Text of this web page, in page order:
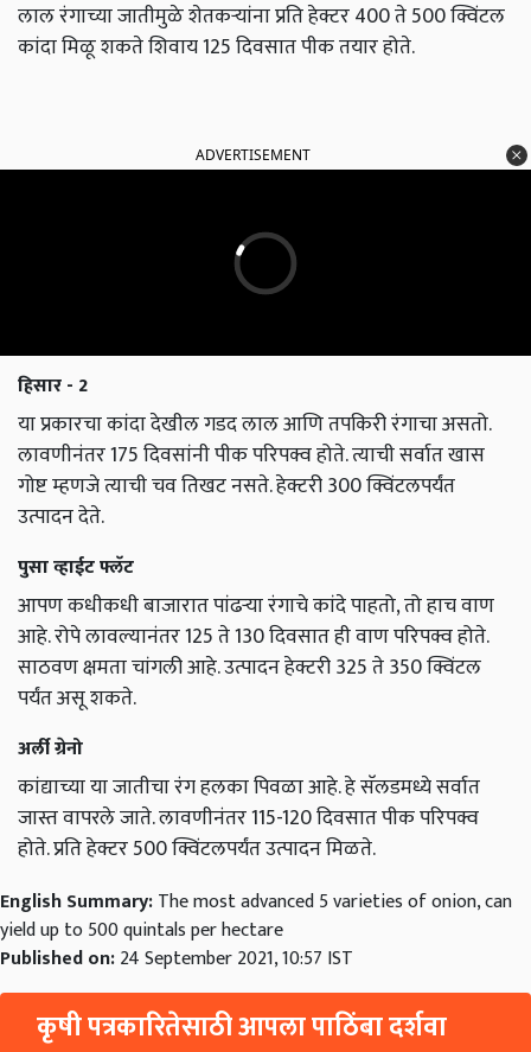
लाल रंगाच्या जातीमुळे शेतकऱ्यांना प्रति हेक्टर 400 ते 500 क्विंटल
कांदा मिळू शकते शिवाय 125 दिवसात पीक तयार होते.
ADVERTISEMENT
हिसार - 2
या प्रकारचा कांदा देखील गडद लाल आणि तपकिरी रंगाचा असतो.
लावणीनंतर 175 दिवसांनी पीक परिपक्व होते. त्याची सर्वात खास
गोष्ट म्हणजे त्याची चव तिखट नसते. हेक्टरी 300 क्विंटलपर्यंत
उत्पादन देते.
पुसा व्हाईट फ्लॅट
आपण कधीकधी बाजारात पांढऱ्या रंगाचे कांदे पाहतो, तो हाच वाण
आहे. रोपे लावल्यानंतर 125 ते 130 दिवसात ही वाण परिपक्व होते.
साठवण क्षमता चांगली आहे. उत्पादन हेक्टरी 325 ते 350 क्विंटल
पर्यंत असू शकते.
अर्ली ग्रेनो
कांद्याच्या या जातीचा रंग हलका पिवळा आहे. हे सॅलडमध्ये सर्वात
जास्त वापरले जाते. लावणीनंतर 115-120 दिवसात पीक परिपक्व
होते. प्रति हेक्टर 500 क्विंटलपर्यंत उत्पादन मिळते.
English Summary:The most advanced 5 varieties of onion, can
yield up to 500 quintals per hectare
Published on:24 September 2021, 10:57 IST
कृषी पत्रकारितेसाठी आपला पाठिंबा दर्शवा